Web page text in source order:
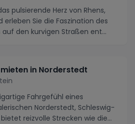
pulsierende Herz von Rhens,
erleben Sie die Faszination des
den kurvigen Straßen ent...
in Norderstedt
Fahrgefühl eines
Norderstedt, Schleswig-
reizvolle Strecken wie die...